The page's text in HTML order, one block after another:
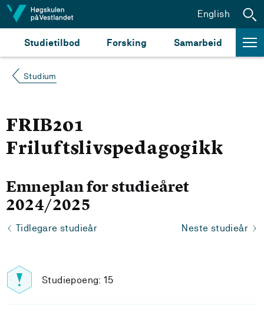
Hopp til innhald
Studietilbod Forsking Samarbeid
English
Studium
FRIB201
Friluftslivspedagogikk
Emneplan for studieåret
2024/2025
Tidlegare studieår Neste studieår
Studiepoeng: 15